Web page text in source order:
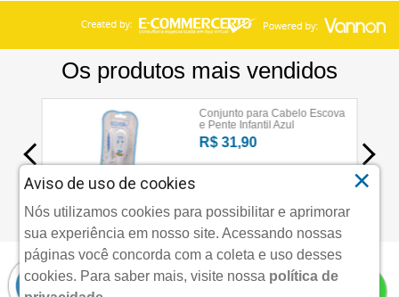
Aviso de uso de cookies
Nós utilizamos cookies para possibilitar e aprimorar
sua experiência em nosso site. Acessando nossas
páginas você concorda com a coleta e uso desses
cookies. Para saber mais, visite nossa política de
×